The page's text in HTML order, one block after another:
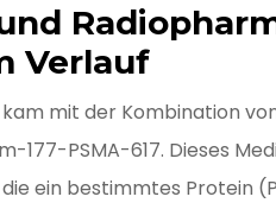
Verlauf
mit der Kombination
177-PSMA-617. Dieses
ein bestimmtes Protein